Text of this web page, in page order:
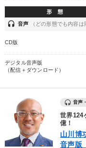
形 態
headset 音声 （どの形態でも内容は
CD版
デジタル音声版
（配信＋ダウンロード）
音声
世界124
億！
山川博
音声版